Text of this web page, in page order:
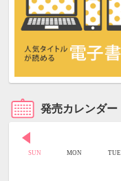
発売カレンダー
SUN MON TUE